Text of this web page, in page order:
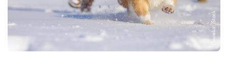
Снимка: iStock